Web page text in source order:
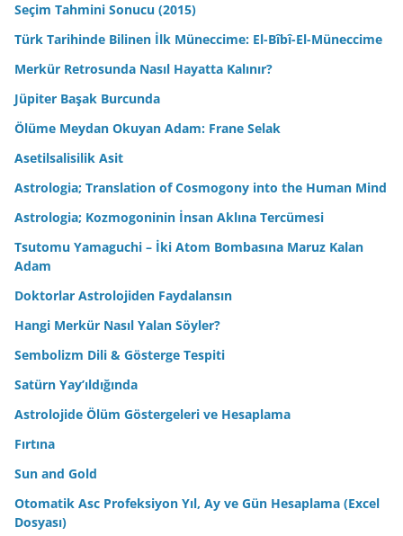
Seçim Tahmini Sonucu (2015)
Türk Tarihinde Bilinen İlk Müneccime: El-Bîbî-El-Müneccime
Merkür Retrosunda Nasıl Hayatta Kalınır?
Jüpiter Başak Burcunda
Ölüme Meydan Okuyan Adam: Frane Selak
Asetilsalisilik Asit
Astrologia; Translation of Cosmogony into the Human Mind
Astrologia; Kozmogoninin İnsan Aklına Tercümesi
Tsutomu Yamaguchi – İki Atom Bombasına Maruz Kalan
Adam
Doktorlar Astrolojiden Faydalansın
Hangi Merkür Nasıl Yalan Söyler?
Sembolizm Dili & Gösterge Tespiti
Satürn Yay’ıldığında
Astrolojide Ölüm Göstergeleri ve Hesaplama
Fırtına
Sun and Gold
Otomatik Asc Profeksiyon Yıl, Ay ve Gün Hesaplama (Excel
Dosyası)